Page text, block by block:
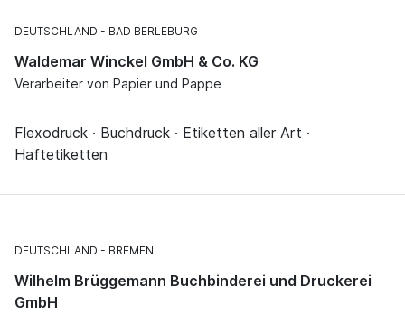
DEUTSCHLAND BAD BERLEBURG
Waldemar Winckel GmbH & Co. KG
Verarbeiter von Papier und Pappe
Flexodruck · Buchdruck · Etiketten aller Art ·
Haftetiketten
DEUTSCHLAND BREMEN
Wilhelm Brüggemann Buchbinderei und Druckerei
GmbH